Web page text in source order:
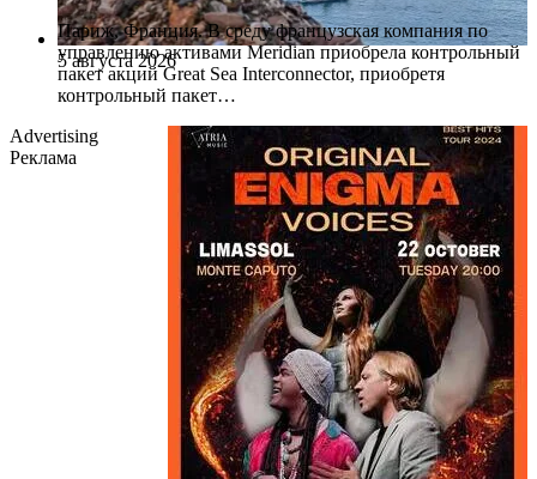
5 августа 2026
Париж, Франция. В среду французская компания по
управлению активами Meridian приобрела контрольный
пакет акций Great Sea Interconnector, приобретя
контрольный пакет…
Advertising
Реклама